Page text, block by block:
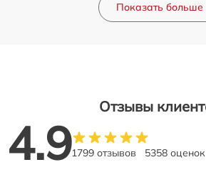
Показать больше
Отзывы
4.91799 отзывов 5358 оценок